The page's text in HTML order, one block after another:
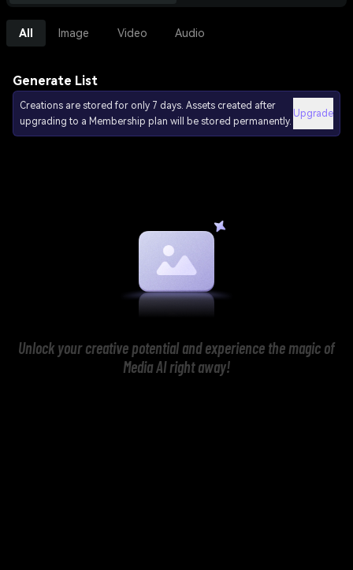
All Image Video Audio
Generate List
Creations are stored for only 7 days. Assets created after
upgrading to a Membership plan will be stored permanently.
Upgrade
Unlock your creative potential and experience the magic of
Media AI right away!